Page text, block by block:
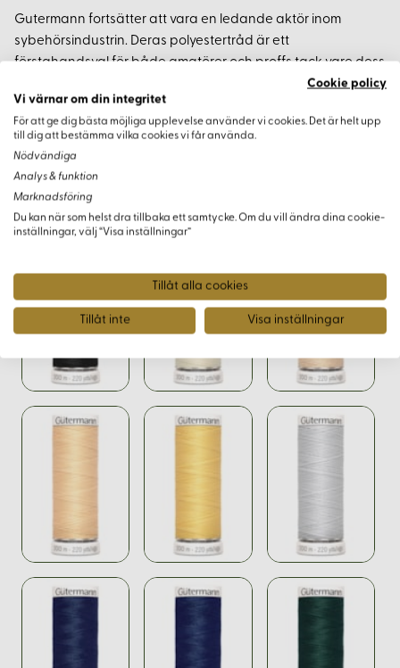
Gutermann fortsätter att vara en ledande aktör inom
sybehörsindustrin. Deras polyestertråd är ett
förstahandsval för både amatörer och proffs tack vare dess
kvalitet och hållbarhet. Oavsett om du syr kläder,
hemtextilier eller dekorationer, är denna tråd ett pålitligt val.
Varianter
Cookie policy
Vi värnar om din integritet
För att ge dig bästa möjliga upplevelse använder vi cookies. Det är helt upp
till dig att bestämma vilka cookies vi får använda.
Nödvändiga
Analys & funktion
Marknadsföring
Du kan när som helst dra tillbaka ett samtycke. Om du vill ändra dina cookie-
inställningar, välj “Visa inställningar”
Tillåt alla cookies
Tillåt inte Visa inställningar